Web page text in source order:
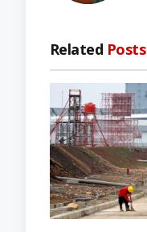
Related Posts